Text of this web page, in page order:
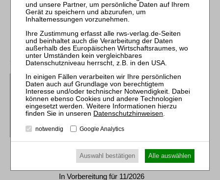
198,00 €
Sofort lieferbar
d'Avoine / Hamacher
Krypto-Assets in Krise und
Insolvenz
RWS-Skript 398
Brosch. ca. 120 Seiten
ca. 42,00 €
In Vorbereitung für 11/2026
Datenschutzhinweisen.
notwendig Google Analytics
Auswahl bestätigen Alle auswählen